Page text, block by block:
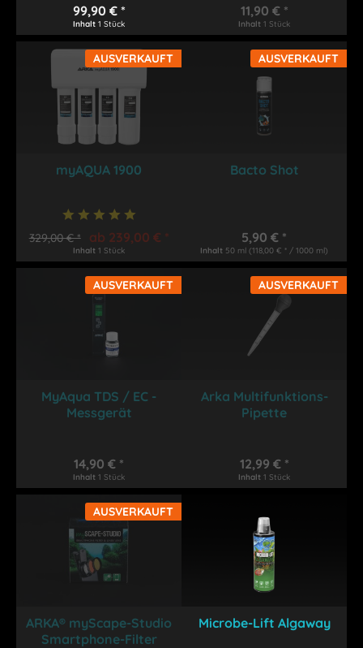
99,90 € *
Inhalt1 Stück
11,90 € *
Inhalt1 Stück
AUSVERKAUFT
myAQUA 1900
329,00 € * ab 239,00 € *
Inhalt1 Stück
AUSVERKAUFT
Bacto Shot
5,90 € *
Inhalt 50 ml(118,00 € * / 1000 ml)
AUSVERKAUFT
MyAqua TDS / EC -
Messgerät
14,90 € *
Inhalt1 Stück
AUSVERKAUFT
Arka Multifunktions-
Pipette
12,99 € *
Inhalt1 Stück
AUSVERKAUFT
ARKA® myScape-Studio
Smartphone-Filter
Microbe-Lift Algaway